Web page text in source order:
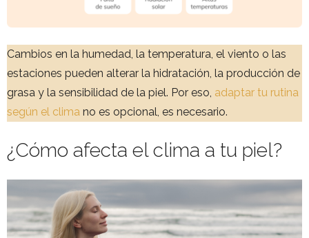
Cambios en la humedad, la temperatura, el viento o las
estaciones pueden alterar la hidratación, la producción de
grasa y la sensibilidad de la piel. Por eso, adaptar tu rutina
según el clima no es opcional, es necesario.
¿Cómo afecta el clima a tu piel?